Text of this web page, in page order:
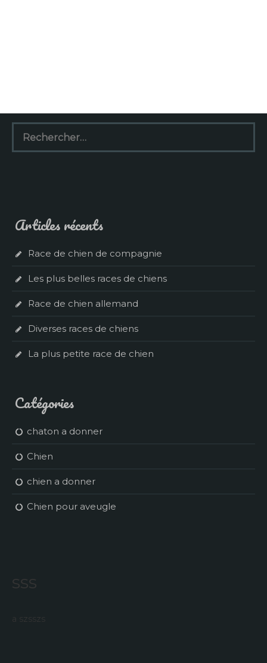
Rechercher :
Articles récents
Race de chien de compagnie
Les plus belles races de chiens
Race de chien allemand
Diverses races de chiens
La plus petite race de chien
Catégories
chaton a donner
Chien
chien a donner
Chien pour aveugle
sss
a szsszs